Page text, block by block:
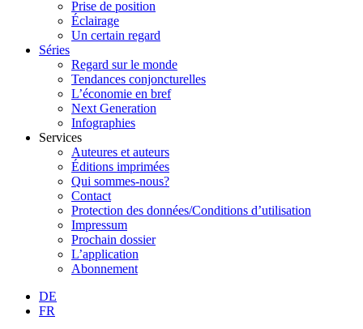
Prise de position
Éclairage
Un certain regard
Séries
Regard sur le monde
Tendances conjoncturelles
L’économie en bref
Next Generation
Infographies
Services
Auteures et auteurs
Éditions imprimées
Qui sommes-nous?
Contact
Protection des données/Conditions d’utilisation
Impressum
Prochain dossier
L’application
Abonnement
DE
FR